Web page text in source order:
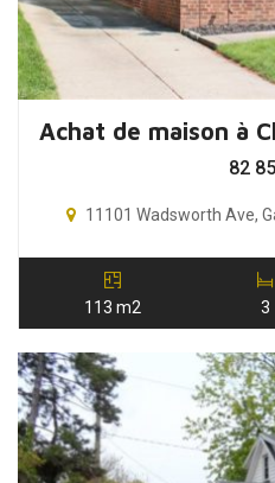
82
11101 Wadsworth Ave,
113 m2 3